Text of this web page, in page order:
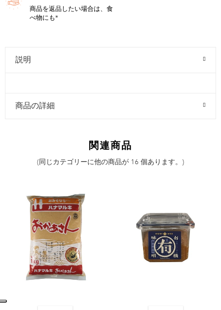
商品を返品したい場合は、食
べ物にも*
説明
商品の詳細
関連商品
(同じカテゴリーに他の商品が 16 個あります。)